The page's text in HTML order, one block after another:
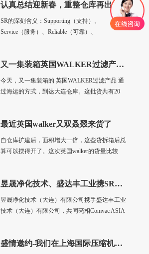
压缩空
认真总结迎新春，重整仓库再出发
SR的深刻含义：Supporting（支持）、
Service（服务）、Reliable（可靠）、
产品、合理的解决方案和报价。
又一集装箱英国WALKER过滤产品海运到大连仓库
今天，又一集装箱的 英国WALKER过滤产品 通
过海运的方式，到达大连仓库。这批货共有20
日期是2021年8月1日，20个天然木托的包装箱，
WALKER滤芯
最近英国walker又双叒叕来货了
自仓库扩建后，面积增大一倍，这些货拆箱后总
算可以摆得开了。这次英国walker的货量比较
备注加急，需要
昱晟净化技术、盛达丰工业携SR品牌亮相Comvac ASIA 2020
昱晟净化技术（大连）有限公司携手盛达丰工业
技术（大连）有限公司，共同亮相Comvac ASIA
盛情邀约-我们在上海国际压缩机及设备展览会等您